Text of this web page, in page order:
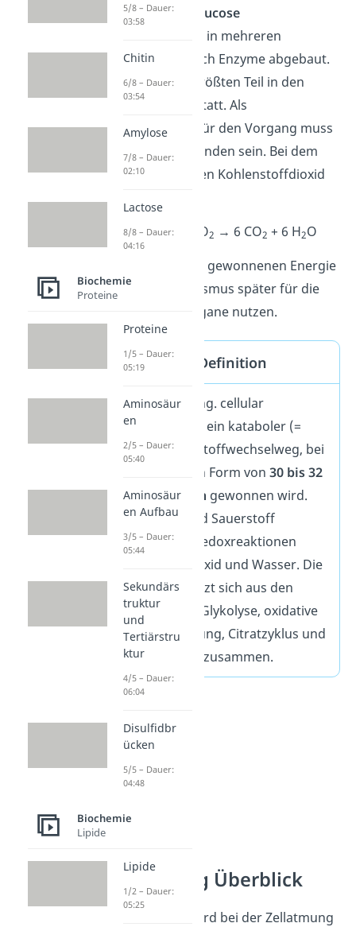
Einfachzucker
Glucose
(Traubenzucker) in mehreren
Teilschritten durch Enzyme abgebaut.
Sie findet zum größten Teil in den
Mitochondrien statt. Als
Voraussetzung für den Vorgang muss
Sauerstoff vorhanden sein. Bei dem
Prozess entstehen Kohlenstoffdioxid
und Wasser.
C6H12O6 + 6 O2 → 6 CO2 + 6 H2O
Ein Teil der dabei gewonnenen Energie
kann der Organismus später für die
Funktion der Organe nutzen.
Zellatmung Definition
Zellatmung (eng. cellular
respiration) ist ein kataboler (=
abbauender) Stoffwechselweg, bei
in Form von 30 bis 32
ATP-Molekülen gewonnen wird.
Aus Zucker und Sauerstoff
entstehen in Redoxreaktionen
Kohlenstoffdioxid und Wasser. Die
Zellatmung setzt sich aus den
Teilprozessen Glykolyse, oxidative
Decarboxylierung, Citratzyklus und
Atmungskette zusammen.
Zellatmung Überblick
Grundsätzlich wird bei der Zellatmung
5/8 – Dauer:
03:58
Chitin
6/8 – Dauer:
03:54
Amylose
7/8 – Dauer:
02:10
Lactose
8/8 – Dauer:
04:16
Biochemie
Proteine
Proteine
1/5 – Dauer:
05:19
Aminosäur
en
2/5 – Dauer:
05:40
Aminosäur
en Aufbau
3/5 – Dauer:
05:44
Sekundärs
truktur
und
Tertiärstru
ktur
4/5 – Dauer:
06:04
Disulfidbr
ücken
5/5 – Dauer:
04:48
Biochemie
Lipide
Lipide
1/2 – Dauer:
05:25